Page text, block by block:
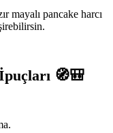
mayalı pancake harcı
🧭🎒